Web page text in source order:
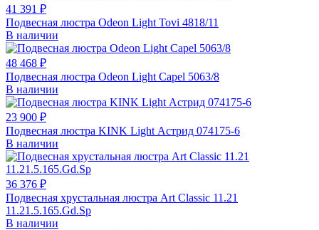
41 391 ₽
Подвесная люстра Odeon Light Tovi 4818/11
В наличии
48 468 ₽
Подвесная люстра Odeon Light Capel 5063/8
В наличии
23 900 ₽
Подвесная люстра KINK Light Астрид 074175-6
В наличии
36 376 ₽
Подвесная хрустальная люстра Art Classic 11.21
11.21.5.165.Gd.Sp
В наличии